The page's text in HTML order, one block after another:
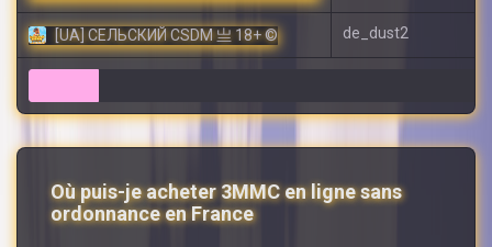
[UA] СЕЛЬСКИЙ CSDM 亗 18+ © de_dust2
Où puis-je acheter 3MMC en ligne sans
ordonnance en France